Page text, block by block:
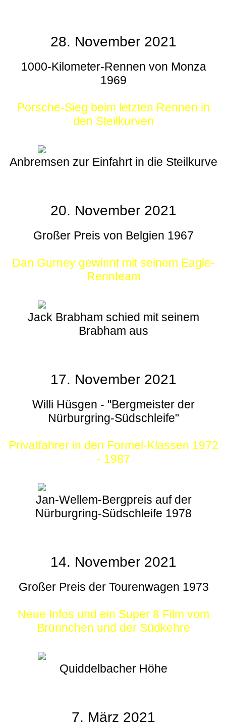
28. November 2021
1000-Kilometer-Rennen von Monza
1969
Porsche-Sieg beim letzten Rennen in
den Steilkurven
Anbremsen zur Einfahrt in die Steilkurve
20. November 2021
Großer Preis von Belgien 1967
Dan Gurney gewinnt mit seinem Eagle-
Rennteam
Jack Brabham schied mit seinem
Brabham aus
17. November 2021
Willi Hüsgen - "Bergmeister der
Nürburgring-Südschleife"
Privatfahrer in den Formel-Klassen 1972
- 1987
Jan-Wellem-Bergpreis auf der
Nürburgring-Südschleife 1978
14. November 2021
Großer Preis der Tourenwagen 1973
Neue Infos und ein Super 8 Film vom
Brünnchen und der Südkehre
Quiddelbacher Höhe
7. März 2021